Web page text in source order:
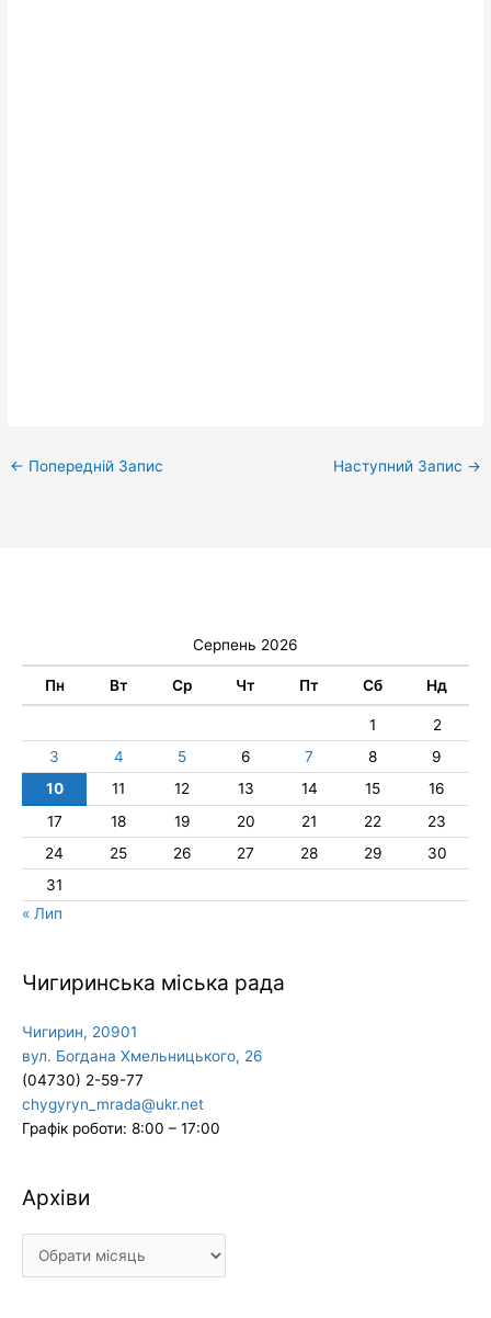
← Попередній Запис Наступний Запис →
Серпень 2026
Пн Вт Ср Чт Пт Сб Нд
1
2
3
4 5 6 7 8
9
10
11 12 13 14 15
16
17
18 19 20 21 22
23
24
25 26 27 28 29
30
31
« Лип
Чигиринська міська рада
Чигирин, 20901
вул. Богдана Хмельницького, 26
(04730) 2-59-77
chygyryn_mrada@ukr.net
Графік роботи: 8:00 – 17:00
Архіви
Архіви